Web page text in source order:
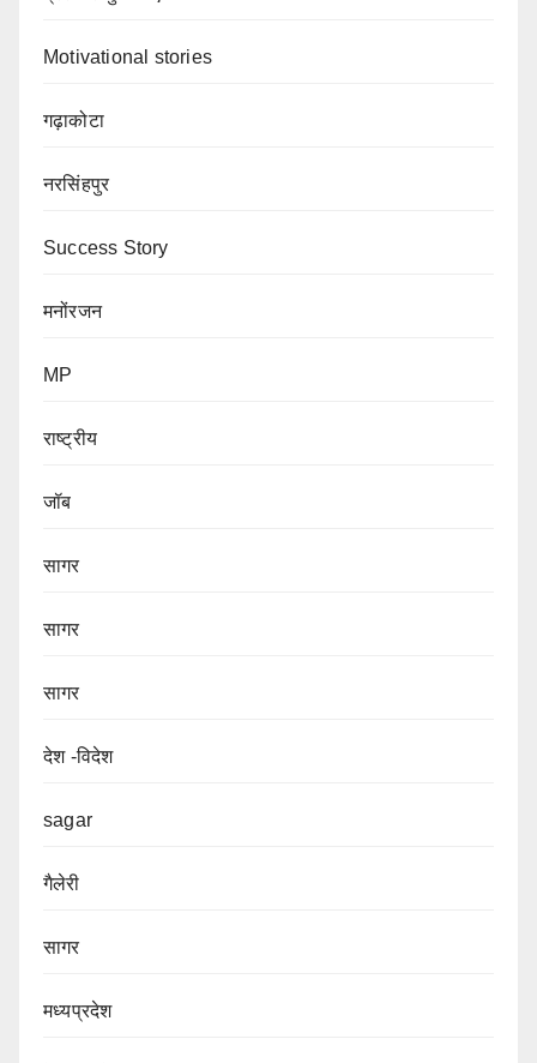
Motivational stories
गढ़ाकोटा
नरसिंहपुर
Success Story
मनोंरजन
MP
राष्ट्रीय
जॉब
सागर
सागर
सागर
देश -विदेश
sagar
गैलेरी
सागर
मध्यप्रदेश